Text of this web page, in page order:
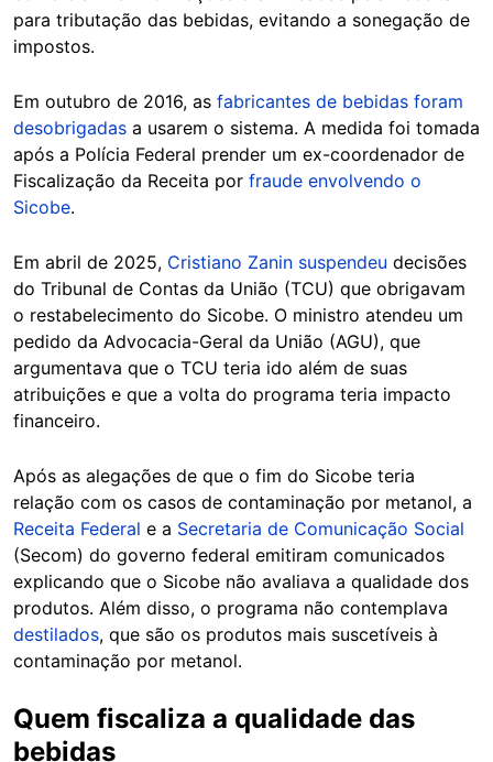
para tributação das bebidas, evitando a sonegação de
impostos.
Em outubro de 2016, as fabricantes de bebidas foram
desobrigadas a usarem o sistema. A medida foi tomada
após a Polícia Federal prender um ex-coordenador de
Fiscalização da Receita por fraude envolvendo o
Sicobe.
Em abril de 2025, Cristiano Zanin suspendeu decisões
do Tribunal de Contas da União (TCU) que obrigavam
o restabelecimento do Sicobe. O ministro atendeu um
pedido da Advocacia-Geral da União (AGU), que
argumentava que o TCU teria ido além de suas
atribuições e que a volta do programa teria impacto
financeiro.
Após as alegações de que o fim do Sicobe teria
relação com os casos de contaminação por metanol, a
Receita Federal e a Secretaria de Comunicação Social
(Secom) do governo federal emitiram comunicados
explicando que o Sicobe não avaliava a qualidade dos
produtos. Além disso, o programa não contemplava
destilados, que são os produtos mais suscetíveis à
contaminação por metanol.
Quem fiscaliza a qualidade das
bebidas